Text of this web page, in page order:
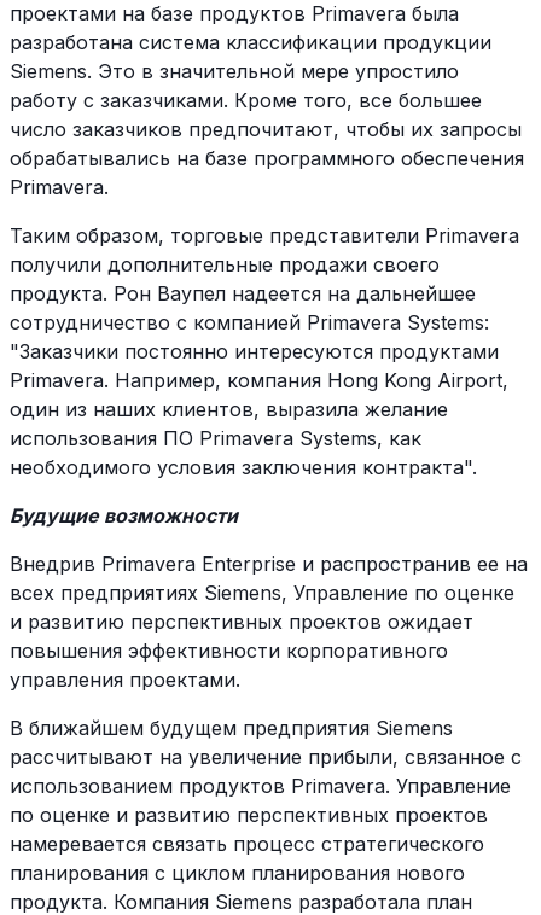
проектами на базе продуктов Primavera была
разработана система классификации продукции
Siemens. Это в значительной мере упростило
работу с заказчиками. Кроме того, все большее
число заказчиков предпочитают, чтобы их запросы
обрабатывались на базе программного обеспечения
Primavera.
Таким образом, торговые представители Primavera
получили дополнительные продажи своего
продукта. Рон Ваупел надеется на дальнейшее
сотрудничество с компанией Primavera Systems:
"Заказчики постоянно интересуются продуктами
Primavera. Например, компания Hong Kong Airport,
один из наших клиентов, выразила желание
использования ПО Primavera Systems, как
необходимого условия заключения контракта".
Будущие возможности
Внедрив Primavera Enterprise и распространив ее на
всех предприятиях Siemens, Управление по оценке
и развитию перспективных проектов ожидает
повышения эффективности корпоративного
управления проектами.
В ближайшем будущем предприятия Siemens
рассчитывают на увеличение прибыли, связанное с
использованием продуктов Primavera. Управление
по оценке и развитию перспективных проектов
намеревается связать процесс стратегического
планирования с циклом планирования нового
продукта. Компания Siemens разработала план